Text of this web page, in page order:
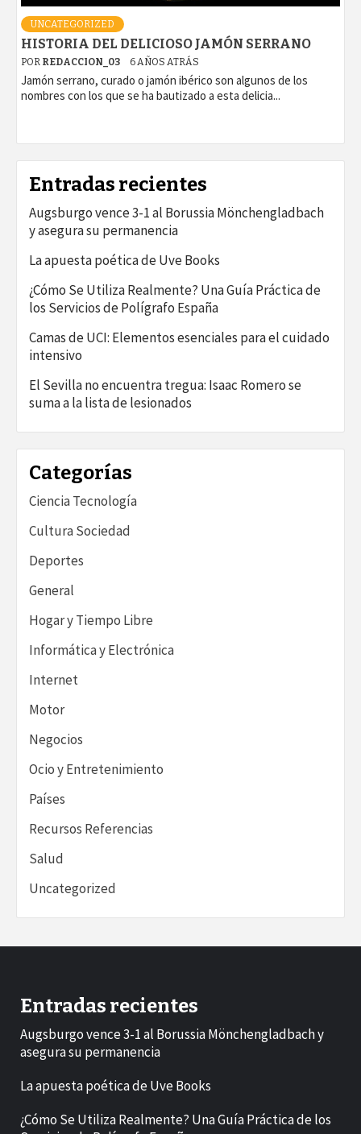
UNCATEGORIZED
HISTORIA DEL DELICIOSO JAMÓN SERRANO
POR REDACCION_03 6 AÑOS ATRÁS
Jamón serrano, curado o jamón ibérico son algunos de los
nombres con los que se ha bautizado a esta delicia...
Entradas recientes
Augsburgo vence 3-1 al Borussia Mönchengladbach
y asegura su permanencia
La apuesta poética de Uve Books
¿Cómo Se Utiliza Realmente? Una Guía Práctica de
los Servicios de Polígrafo España
Camas de UCI: Elementos esenciales para el cuidado
intensivo
El Sevilla no encuentra tregua: Isaac Romero se
suma a la lista de lesionados
Categorías
Ciencia Tecnología
Cultura Sociedad
Deportes
General
Hogar y Tiempo Libre
Informática y Electrónica
Internet
Motor
Negocios
Ocio y Entretenimiento
Países
Recursos Referencias
Salud
Uncategorized
Entradas recientes
Augsburgo vence 3-1 al Borussia Mönchengladbach y
asegura su permanencia
La apuesta poética de Uve Books
¿Cómo Se Utiliza Realmente? Una Guía Práctica de los